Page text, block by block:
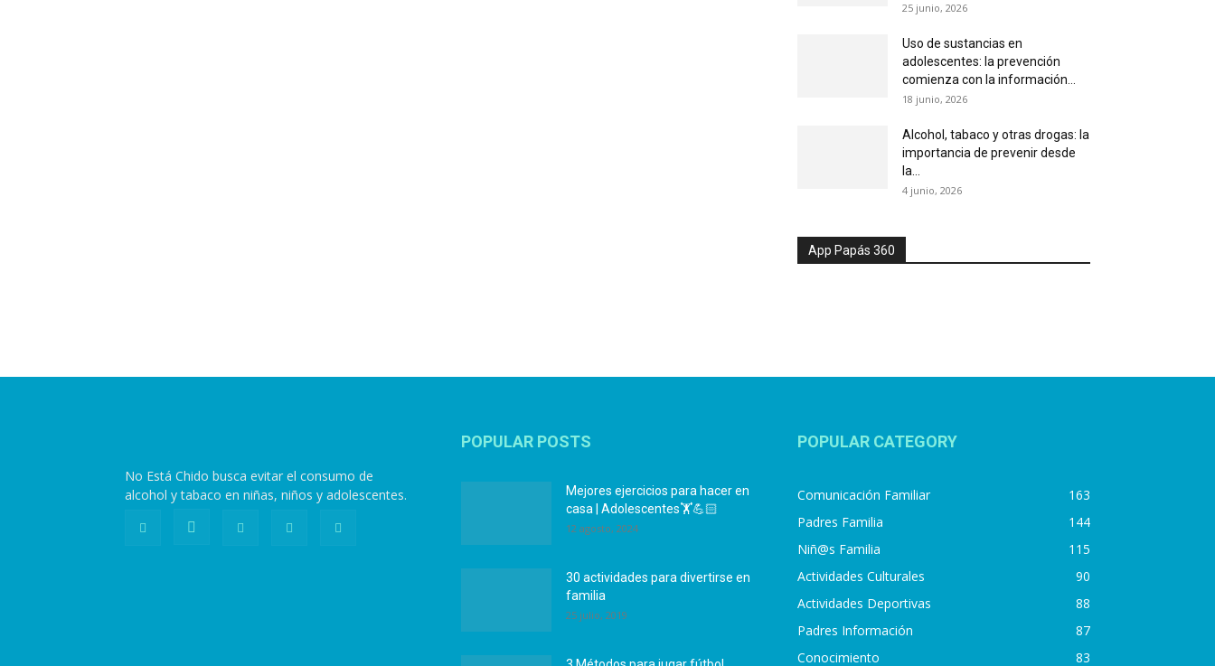
25 junio, 2026
Uso de sustancias en
adolescentes: la prevención
comienza con la información...
18 junio, 2026
Alcohol, tabaco y otras drogas: la
importancia de prevenir desde
la...
4 junio, 2026
App Papás 360
No Está Chido busca evitar el consumo de
alcohol y tabaco en niñas, niños y adolescentes.
POPULAR POSTS
Mejores ejercicios para hacer en
casa | Adolescentes🏋️💪🏻
12 agosto, 2024
30 actividades para divertirse en
familia
25 julio, 2019
POPULAR CATEGORY
Comunicación Familiar
163
Padres Familia
144
Niñ@s Familia
115
Actividades Culturales
90
Actividades Deportivas
88
Padres Información
87
Conocimiento
83